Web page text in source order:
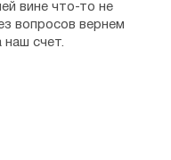
вине что-то не
вопросов вернем
наш счет.